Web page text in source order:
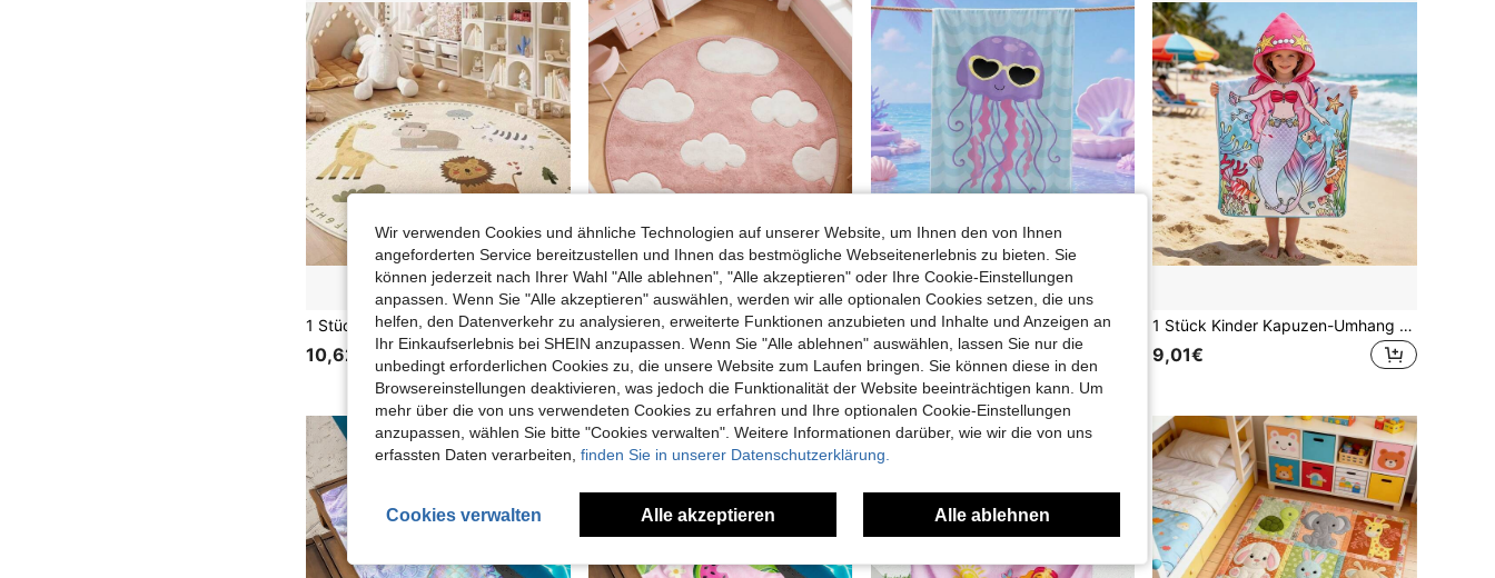
1 Stück Zebra, Nilpferd, Giraffe, Löwe Kinderzimmer dekorativer Teppich, Schlafzimmer Dekoration, Spielzimmer kleiner Teppich, Teppich, Wohndekoration, Wohnzimmer Teppich, Wohnzimmer kleiner Teppich, Schlafzimmer Teppich, Wohnzimmer Wohndekoration, Outdoor Teppich, waschbarer Teppich
10,62€
1 Stück Teppich im Soft Girl Stil, französisch-cremefarbener eleganter runder Teppich, Dekorationsteppich, Bodenvorlage, Wiege-Matte, geeignet für Wohnzimmer, Schlafzimmer, Arbeitszimmer, warme Heimdekoration, weich und schmutzabweisend, rosa-weißes Wolkenmuster, süßer und heilender Stil, passend für Mädchenzimmer, Gaming-Bereich und mehr
27 übrig
7,70€
NEW 1 Stück Ozeanwellen-Stil coole Quallen Kinder Strandtuch Badetuch, Mikrofaser Oversized Stranddecke, super saugfähiges Badetuch, geeignet für Reisen, Pool, Tauchen, Surfen, Yoga, Camping, mehrere Größen, Strandaccessoires, anwendbar für Strand, Pool, Reisen, Camping, Yoga
7,42€
1 Stück Kinder Kapuzen-Umhang Badetuch, weiches saugfähiges Cartoon-Muster Schnelltrocknendes Strandtuch, süßer Bademantel für Jungen und Mädchen
9,01€
Wir verwenden Cookies und ähnliche Technologien auf unserer Website, um Ihnen den von Ihnen
angeforderten Service bereitzustellen und Ihnen das bestmögliche Webseitenerlebnis zu bieten. Sie
können jederzeit nach Ihrer Wahl "Alle ablehnen", "Alle akzeptieren" oder Ihre Cookie-Einstellungen
anpassen. Wenn Sie "Alle akzeptieren" auswählen, werden wir alle optionalen Cookies setzen, die uns
helfen, den Datenverkehr zu analysieren, erweiterte Funktionen anzubieten und Inhalte und Anzeigen an
Ihr Einkaufserlebnis bei SHEIN anzupassen. Wenn Sie "Alle ablehnen" auswählen, lassen Sie nur die
unbedingt erforderlichen Cookies zu, die unsere Website zum Laufen bringen. Sie können diese in den
Browsereinstellungen deaktivieren, was jedoch die Funktionalität der Website beeinträchtigen kann. Um
mehr über die von uns verwendeten Cookies zu erfahren und Ihre optionalen Cookie-Einstellungen
anzupassen, wählen Sie bitte "Cookies verwalten". Weitere Informationen darüber, wie wir die von uns
erfassten Daten verarbeiten, finden Sie in unserer Datenschutzerklärung.
Cookies verwalten Alle akzeptieren Alle ablehnen